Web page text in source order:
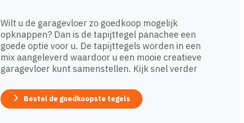
Wilt u de garagevloer zo goedkoop mogelijk
opknappen? Dan is de tapijttegel panachee een
goede optie voor u. De tapijttegels worden in een
mix aangeleverd waardoor u een mooie creatieve
garagevloer kunt samenstellen. Kijk snel verder
Bestel de goedkoopste tegels